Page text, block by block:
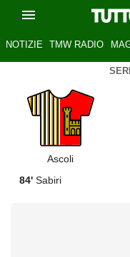
NOTIZIE TMW RADIO
Ascoli
84' Sabiri